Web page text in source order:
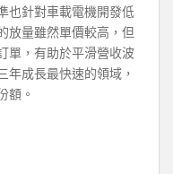
也針對車載電機開發低
放量雖然單價較高，但
單，有助於平滑營收波
年成長最快速的領域，
額。